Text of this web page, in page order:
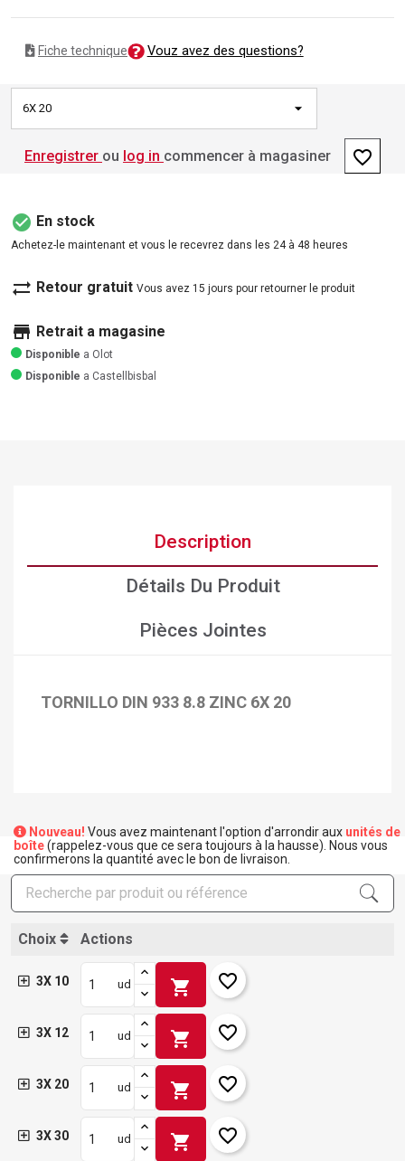
Fiche technique Vouz avez des questions?
6X 20
Enregistrer ou log in commencer à magasiner favorite_border
check_circle En stock
Achetez-le maintenant et vous le recevrez dans les 24 à 48 heures
sync_alt Retour gratuit Vous avez 15 jours pour retourner le produit
store Retrait a magasine
Disponible a Olot
Disponible a Castellbisbal
Description
Détails Du Produit
Pièces Jointes
TORNILLO DIN 933 8.8 ZINC 6X 20
Nouveau! Vous avez maintenant l'option d'arrondir aux unités de
boîte(rappelez-vous que ce sera toujours à la hausse). Nous vous
confirmerons la quantité avec le bon de livraison.
Choix Actions
3X 10 ud shopping_cart favorite_border
3X 12 ud shopping_cart favorite_border
3X 20 ud shopping_cart favorite_border
3X 30 ud shopping_cart favorite_border